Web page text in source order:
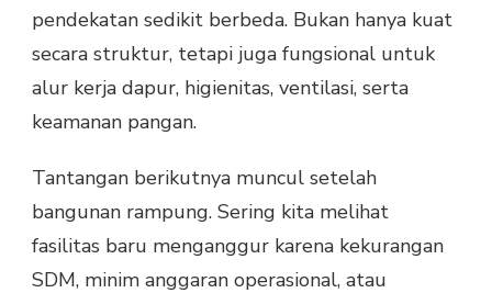
pendekatan sedikit berbeda. Bukan hanya kuat
secara struktur, tetapi juga fungsional untuk
alur kerja dapur, higienitas, ventilasi, serta
keamanan pangan.
Tantangan berikutnya muncul setelah
bangunan rampung. Sering kita melihat
fasilitas baru menganggur karena kekurangan
SDM, minim anggaran operasional, atau